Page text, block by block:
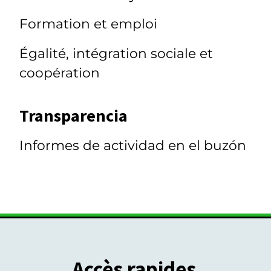
Formation et emploi
Égalité, intégration sociale et
coopération
Transparencia
Informes de actividad en el buzón